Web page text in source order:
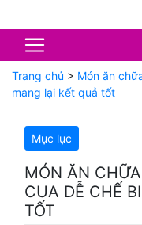
Trang chủ > Món ăn
mang lại kết quả tốt
Mục lục
MÓN ĂN
CUA DỄ CHẾ
TỐT